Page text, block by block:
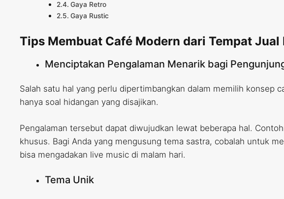
Gaya Retro
Gaya Rustic
Tips Membuat Café Modern dari Tempat
Menciptakan Pengalaman Menarik bagi
Salah satu hal yang perlu dipertimbangkan dalam memilih konsep
hanya soal hidangan yang disajikan.
Pengalaman tersebut dapat diwujudkan lewat beberapa hal.
khusus. Bagi Anda yang mengusung tema sastra, cobalah untuk
bisa mengadakan live music di malam hari.
Tema Unik